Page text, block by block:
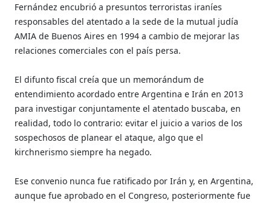
Fernández encubrió a presuntos terroristas iraníes
responsables del atentado a la sede de la mutual judía
AMIA de Buenos Aires en 1994 a cambio de mejorar las
relaciones comerciales con el país persa.
El difunto fiscal creía que un memorándum de
entendimiento acordado entre Argentina e Irán en 2013
para investigar conjuntamente el atentado buscaba, en
realidad, todo lo contrario: evitar el juicio a varios de los
sospechosos de planear el ataque, algo que el
kirchnerismo siempre ha negado.
Ese convenio nunca fue ratificado por Irán y, en Argentina,
aunque fue aprobado en el Congreso, posteriormente fue